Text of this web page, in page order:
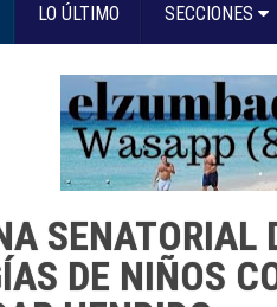
LO ÚLTIMO SECCIONES
SENATORIAL
DE NIÑOS